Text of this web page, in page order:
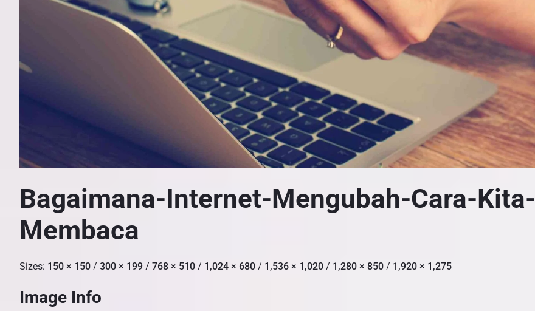
Bagaimana-Internet-Mengubah-Cara-Kita-
Membaca
Sizes: 150 × 150 / 300 × 199 / 768 × 510 / 1,024 × 680 / 1,536 × 1,020 / 1,280 × 850 / 1,920 × 1,275
Image Info